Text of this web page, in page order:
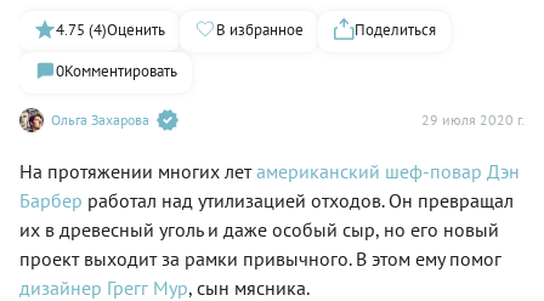
Ольга Захарова 29 июля 2020 г.
4.75 (4)Оценить В избранное
Поделиться
0Комментировать
На протяжении многих летамериканский шеф-повар Дэн
Барбер работал над утилизацией отходов. Он превращал
их в древесный уголь и даже особый сыр, но его новый
проект выходит за рамки привычного. В этом ему помог
дизайнер Грегг Мур, сын мясника.